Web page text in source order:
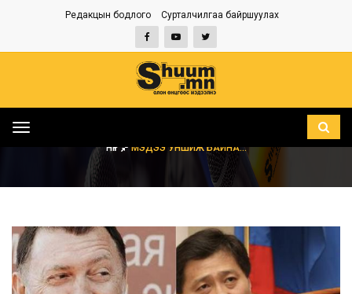
Редакцын бодлого Сурталчилгаа байршуулах
Toggle
НҮҮР МЭДЭЭ УНШИЖ БАЙНА...